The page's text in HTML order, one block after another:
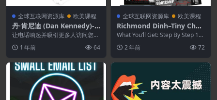
全球互联网资源库 欧美课程
丹·肯尼迪 (Dan Kennedy)-Y
our Marketing Departmen
t in a Box
让电话响起并吸引更多人访问您的
地吸引顾客、客户...
1 年前 64
全球互联网资源库 欧美课程
Richmond Dinh–Tiny Chall
enge Course
What You’ll Get: Step By Step 12-
2 年前 72